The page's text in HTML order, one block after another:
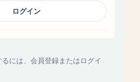
ログイン
には、会員登録またはログイ